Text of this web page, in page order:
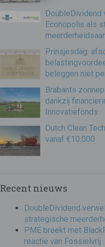
DoubleDividend
Econopolis als
Prinsjesdag:
beleggen niet
Brabants
dankzij
Innovatiefonds
Dutch Clean
vanaf €10.000
Recent nieuws
DoubleDividend
strategische
PME breekt met
reactie van Fossielvrij